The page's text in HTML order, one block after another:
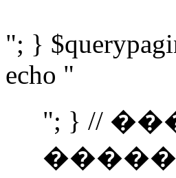
"; }
echo "
"; } //